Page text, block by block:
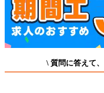
\ 質問に答えて、